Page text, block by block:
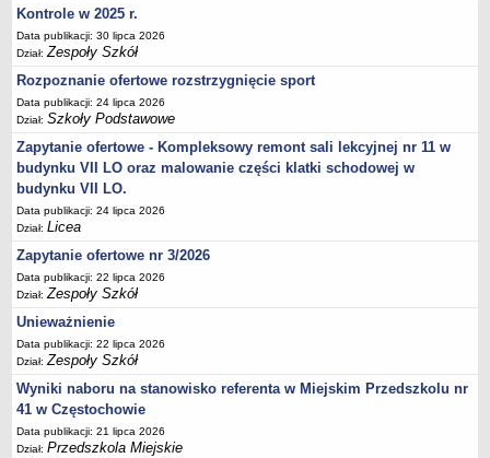
Godziny dyżurów
Ogłoszenia
Zarządzenia
Rejestry, ewidencje, archiwa
Kontrole
PONOWNE WYKORZYSTYWANIE
Sprawozdania
Deklaracja dostępności
DEKLARACJA DOSTĘPNOŚCI
OŚWIADCZENIA MAJĄTKOWE
PONOWNE WYKORZYSTYWANIE
UDOSTĘPNIANIE INFORMACJI PUBLICZNEJ
OCHRONA DANYCH OSOBOWYCH
Kontrole w 2025 r.
Data publikacji: 30 lipca 2026
Dział:Zespoły Szkół
Rozpoznanie ofertowe rozstrzygnięcie sport
Data publikacji: 24 lipca 2026
Dział:Szkoły Podstawowe
Zapytanie ofertowe - Kompleksowy remont sali lekcyjnej nr 11 w
budynku VII LO oraz malowanie części klatki schodowej w
budynku VII LO.
Data publikacji: 24 lipca 2026
Dział:Licea
Zapytanie ofertowe nr 3/2026
Data publikacji: 22 lipca 2026
Dział:Zespoły Szkół
Unieważnienie
Data publikacji: 22 lipca 2026
Dział:Zespoły Szkół
Wyniki naboru na stanowisko referenta w Miejskim Przedszkolu nr
41 w Częstochowie
Data publikacji: 21 lipca 2026
Dział:Przedszkola Miejskie